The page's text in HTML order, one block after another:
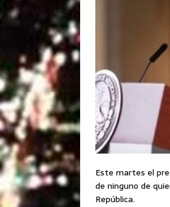
Este martes el
de ninguno de
República.